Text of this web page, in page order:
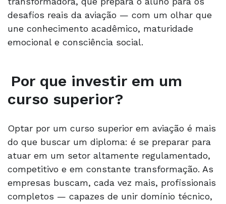
desafios reais da aviação — com um olhar que
une conhecimento acadêmico, maturidade
emocional e consciência social.
Por que investir em um
curso superior?
Optar por um curso superior em aviação é mais
do que buscar um diploma: é se preparar para
atuar em um setor altamente regulamentado,
competitivo e em constante transformação. As
empresas buscam, cada vez mais, profissionais
completos — capazes de unir domínio técnico,